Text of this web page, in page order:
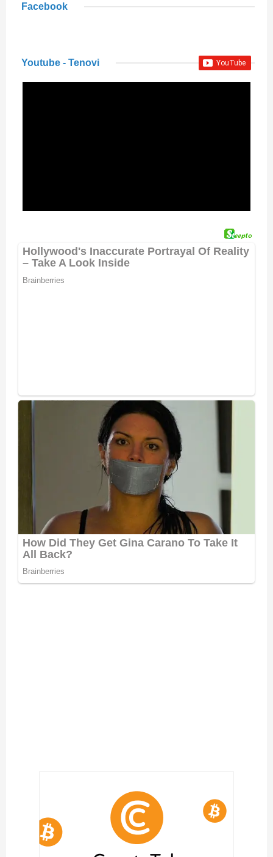
Facebook
Youtube - Tenovi